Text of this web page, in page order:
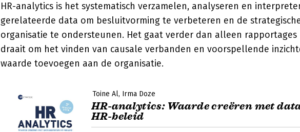
HR-analytics is het systematisch verzamelen, analyseren en
gerelateerde data om besluitvorming te verbeteren en de
organisatie te ondersteunen. Het gaat verder dan alleen rapportages
draait om het vinden van causale verbanden en voorspellende
waarde toevoegen aan de organisatie.
Toine Al Irma Doze
HR-analytics: Waarde creëren met
HR-beleid